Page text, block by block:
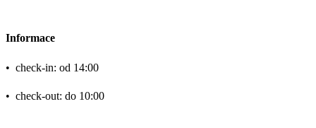
Informace
• check-in: od 14:00
• check-out: do 10:00